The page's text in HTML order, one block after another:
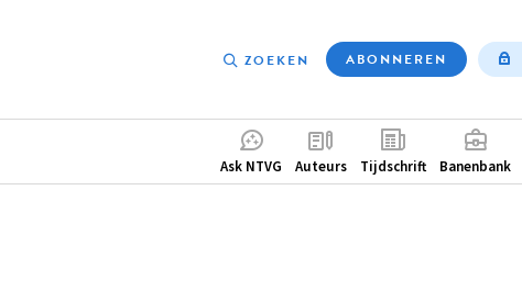
ZOEKEN ABONNEREN
Complementair
Ask NTVG Auteurs Tijdschrift Banenbank